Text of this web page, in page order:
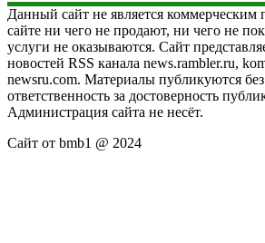
Данный сайт не является коммерческим
сайте ни чего не продают, ни чего не
услуги не оказываются. Сайт
новостей RSS канала news.rambler.ru,
newsru.com. Материалы публикуются
ответственность за достоверность
Администрация сайта не несёт.
Сайт от bmb1 @ 2024